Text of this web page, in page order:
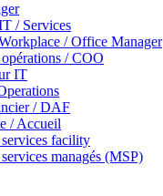
/ Services
/ Office Manager
/ COO
IT
/ DAF
/ Accueil
services facility
managés (MSP)